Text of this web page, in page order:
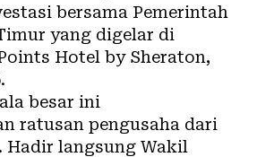
bersama Pemerintah
yang digelar di
Hotel by Sheraton,
besar ini
ratusan pengusaha dari
Hadir langsung Wakil